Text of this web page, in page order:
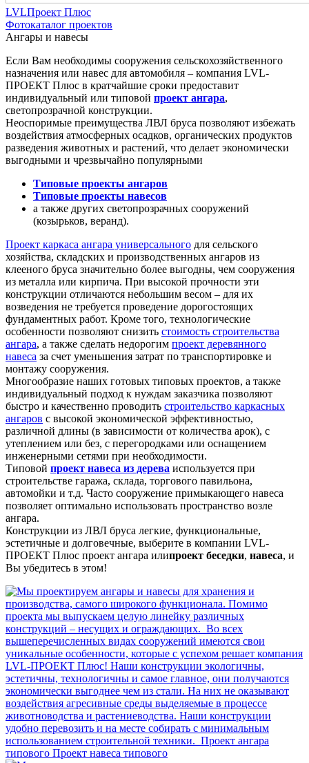
LVLПроект Плюс
Фотокаталог проектов
Ангары и навесы
Если Вам необходимы сооружения сельскохозяйственного
назначения или навес для автомобиля – компания LVL-
ПРОЕКТ Плюс в кратчайшие сроки предоставит
индивидуальный или типовой проект ангара,
светопрозрачной конструкции.
Неоспоримые преимущества ЛВЛ бруса позволяют избежать
воздействия атмосферных осадков, органических продуктов
разведения животных и растений, что делает экономически
выгодными и чрезвычайно популярными
Типовые проекты ангаров
Типовые проекты навесов
а также других светопрозрачных сооружений
(козырьков, веранд).
Проект каркаса ангара универсального для сельского
хозяйства, складских и производственных ангаров из
клееного бруса значительно более выгодны, чем сооружения
из металла или кирпича. При высокой прочности эти
конструкции отличаются небольшим весом – для их
возведения не требуется проведение дорогостоящих
фундаментных работ. Кроме того, технологические
особенности позволяют снизить стоимость строительства
ангара, а также сделать недорогим проект деревянного
навеса за счет уменьшения затрат по транспортировке и
монтажу сооружения.
Многообразие наших готовых типовых проектов, а также
индивидуальный подход к нуждам заказчика позволяют
быстро и качественно проводить строительство каркасных
ангаров с высокой экономической эффективностью,
различной длины (в зависимости от количества арок), с
утеплением или без, с перегородками или оснащением
инженерными сетями при необходимости.
Типовой проект навеса из дерева используется при
строительстве гаража, склада, торгового павильона,
автомойки и т.д. Часто сооружение примыкающего навеса
позволяет оптимально использовать пространство возле
ангара.
Конструкции из ЛВЛ бруса легкие, функциональные,
эстетичные и долговечные, выберите в компании LVL-
ПРОЕКТ Плюс проект ангара илипроект беседки, навеса, и
Вы убедитесь в этом!